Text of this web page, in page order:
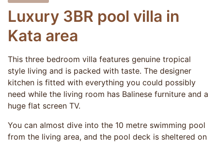
Luxury 3BR pool villa in
Kata area
This three bedroom villa features genuine tropical
style living and is packed with taste. The designer
kitchen is fitted with everything you could possibly
need while the living room has Balinese furniture and a
huge flat screen TV.
You can almost dive into the 10 metre swimming pool
from the living area, and the pool deck is sheltered on